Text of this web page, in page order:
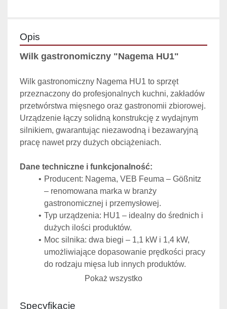
Opis
Wilk gastronomiczny "Nagema HU1"
Wilk gastronomiczny Nagema HU1 to sprzęt
przeznaczony do profesjonalnych kuchni, zakładów
przetwórstwa mięsnego oraz gastronomii zbiorowej.
Urządzenie łączy solidną konstrukcję z wydajnym
silnikiem, gwarantując niezawodną i bezawaryjną
pracę nawet przy dużych obciążeniach.
Dane techniczne i funkcjonalność:
Producent: Nagema, VEB Feuma – Gößnitz
– renomowana marka w branży
gastronomicznej i przemysłowej.
Typ urządzenia: HU1 – idealny do średnich i
dużych ilości produktów.
Moc silnika: dwa biegi – 1,1 kW i 1,4 kW,
umożliwiające dopasowanie prędkości pracy
do rodzaju mięsa lub innych produktów.
Zasilanie: 380 V – standard przemysłowy
Przekrój gardzieli: 80 mm, umożliwiający
Pokaż wszystko
Specyfikacje